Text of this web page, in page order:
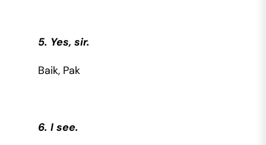
5. Yes, sir.
Baik, Pak
6. I see.